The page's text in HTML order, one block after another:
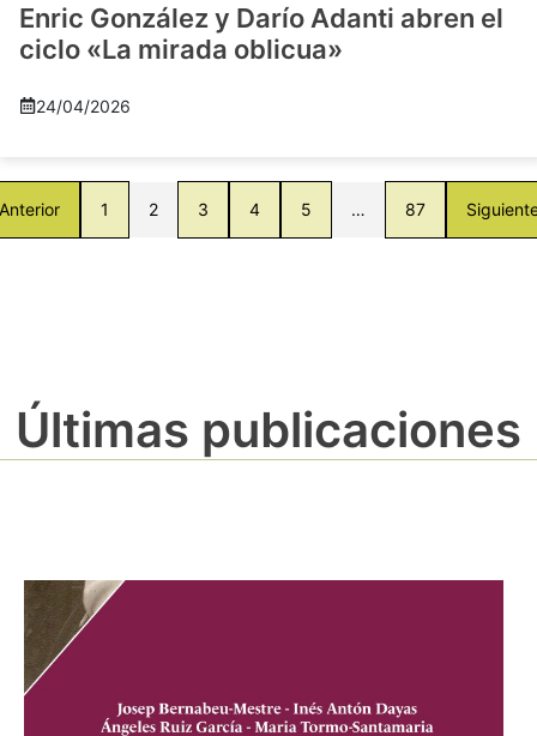
Enric González y Darío Adanti abren el
ciclo «La mirada oblicua»
24/04/2026
1 2 3 4 5 … 87
Últimas publicaciones